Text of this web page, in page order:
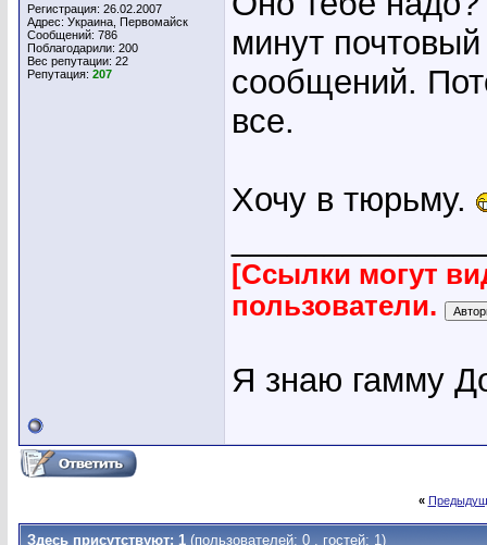
Регистрация: 26.02.2007
Адрес: Украина, Первомайск
Сообщений: 786
Поблагодарили: 200
Вес репутации: 22
Репутация: 207
минут
сообщений.
все.
Хочу в тюрьму.
[Ссылки могут
пользователи.
Я знаю гамму
«
Здесь присутствуют: 1 (пользователей: 0 , гостей: 1)